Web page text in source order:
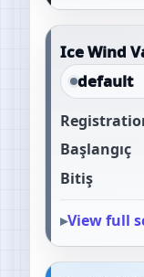
Ice Wind
default
Başlangıç
Bitiş
View full